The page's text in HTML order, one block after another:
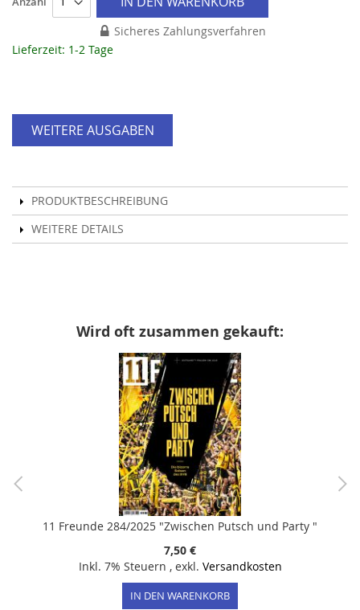
Sicheres Zahlungsverfahren
Lieferzeit: 1-2 Tage
WEITERE AUSGABEN
PRODUKTBESCHREIBUNG
WEITERE DETAILS
Wird oft zusammen gekauft:
11 Freunde 284/2025 "Zwischen Putsch und Party "
7,50 €
Inkl. 7% Steuern , exkl. Versandkosten
IN DEN WARENKORB